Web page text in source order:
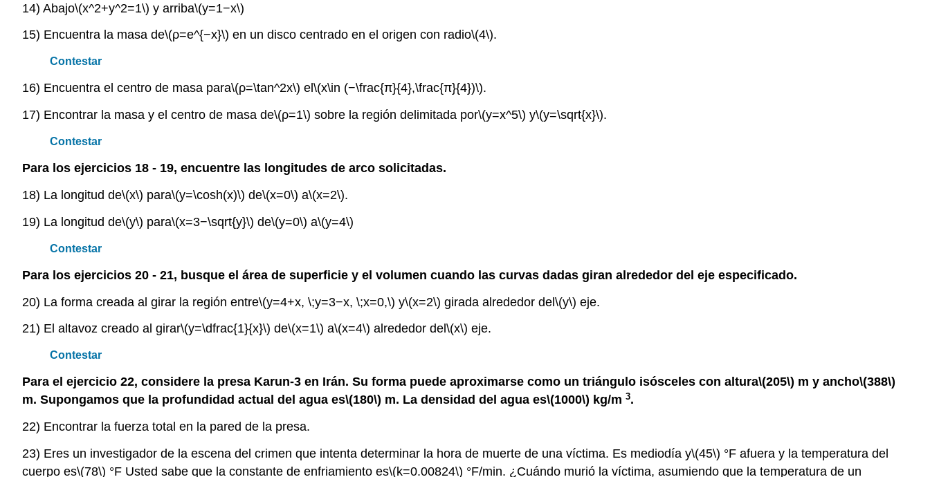
14) Abajo\(x^2+y^2=1\) y arriba\(y=1−x\)
15) Encuentra la masa de\(ρ=e^{−x}\) en un disco centrado en el origen con radio\(4\).
Contestar
16) Encuentra el centro de masa para\(ρ=\tan^2x\) el \(x\in (−\frac{π}{4},\frac{π}{4})\).
17) Encontrar la masa y el centro de masa de\(ρ=1\) sobre la región delimitada por\(y=x^5\) y\(y=\sqrt{x}\).
Contestar
Para los ejercicios 18 - 19, encuentre las longitudes de arco solicitadas.
18) La longitud de\(x\) para\(y=\cosh(x)\) de\(x=0\) a\(x=2\).
19) La longitud de\(y\) para\(x=3−\sqrt{y}\) de\(y=0\) a\(y=4\)
Contestar
Para los ejercicios 20 - 21, busque el área de superficie y el volumen cuando las curvas dadas giran alrededor del eje especificado.
20) La forma creada al girar la región entre\(y=4+x, \;y=3−x, \;x=0,\) y\(x=2\) girada alrededor del\(y\) eje.
21) El altavoz creado al girar\(y=\dfrac{1}{x}\) de\(x=1\) a\(x=4\) alrededor del \(x\) eje.
Contestar
Para el ejercicio 22, considere la presa Karun-3 en Irán. Su forma puede aproximarse como un triángulo isósceles con altura\(205\) m y ancho\(388\)
m. Supongamos que la profundidad actual del agua es\(180\) m. La densidad del agua es\(1000\) kg/m 3.
22) Encontrar la fuerza total en la pared de la presa.
23) Eres un investigador de la escena del crimen que intenta determinar la hora de muerte de una víctima. Es mediodía y\(45\) °F afuera y la temperatura del
cuerpo es\(78\) °F Usted sabe que la constante de enfriamiento es\(k=0.00824\) °F/min. ¿Cuándo murió la víctima, asumiendo que la temperatura de un